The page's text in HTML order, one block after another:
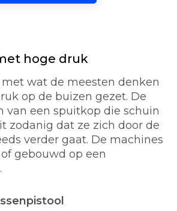
hoge druk
wat de meesten denken
op de buizen gezet. De
van een spuitkop die schuin
zodanig dat ze zich door de
verder gaat. De machines
gebouwd op een